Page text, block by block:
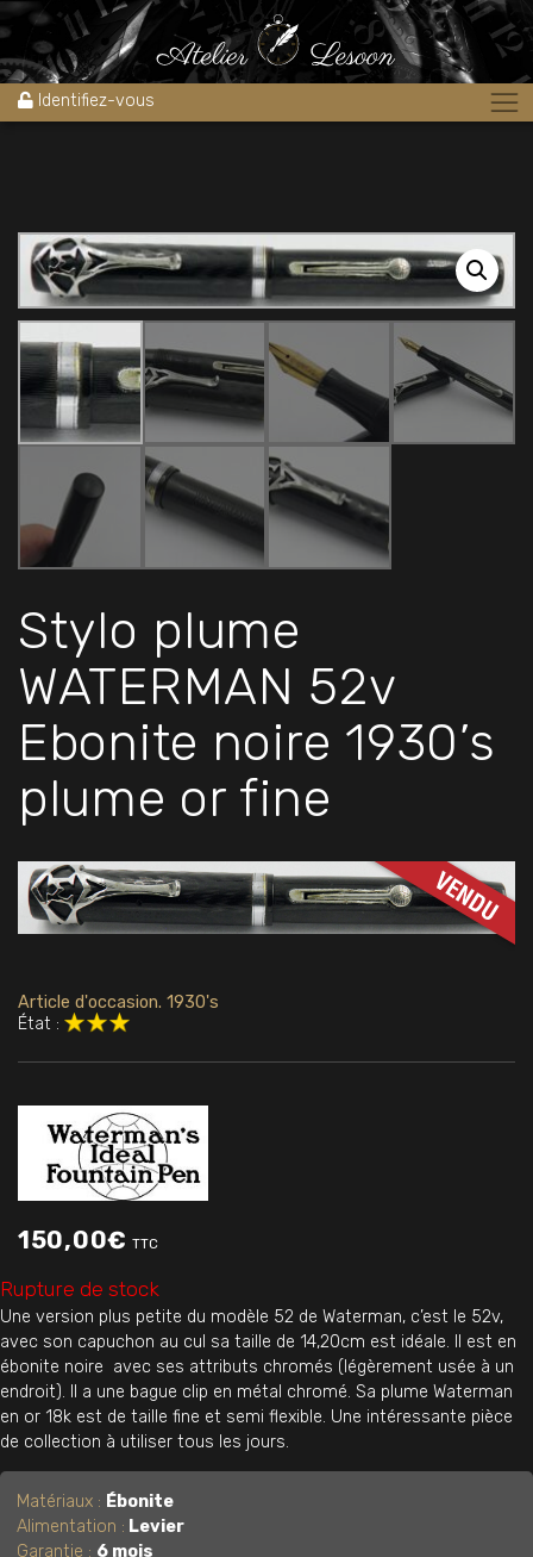
Identifiez-vous
Accueil » Boutique Stylos » Stylos plume
Stylos plume semi-
flexible »Stylo plume WATERMAN 52v Ebonite noire 1930’s plume or
fine
Stylo plume
WATERMAN 52v
Ebonite noire 1930’s
plume or fine
Article d'occasion. 1930's
État :
150,00€ TTC
Rupture de stock
Une version plus petite du modèle 52 de Waterman, c’est le 52v,
avec son capuchon au cul sa taille de 14,20cm est idéale. Il est en
ébonite noire avec ses attributs chromés (légèrement usée à un
endroit). Il a une bague clip en métal chromé. Sa plume Waterman
en or 18k est de taille fine et semi flexible. Une intéressante pièce
de collection à utiliser tous les jours.
Matériaux : Ébonite
Alimentation : Levier
Garantie : 6 mois